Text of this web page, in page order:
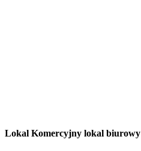
Lokal Komercyjny lokal biurowy